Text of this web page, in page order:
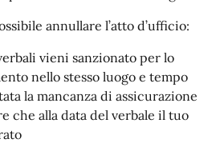
annullare l’atto d’ufficio:
vieni sanzionato per lo
nello stesso luogo e tempo
la mancanza di assicurazione
che alla data del verbale il tuo